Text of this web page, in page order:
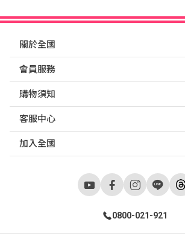
關於全國
會員服務
購物須知
客服中心
加入全國
0800-021-921